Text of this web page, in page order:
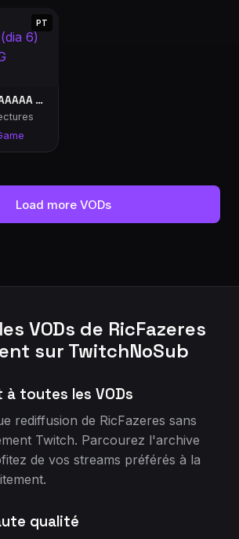
PT
➡️ LIVE 2K ➡️ UPAAAAAA ➡️ (dia 6) AC BLACK FLAG RESYNCED
Load more VODs
VODs de RicFazeres
sur TwitchNoSub
toutes les VODs
rediffusion de RicFazeres sans
Twitch. Parcourez l'archive
de vos streams préférés à la
qualité